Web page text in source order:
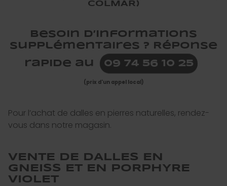
COLMAR)
Besoin d’informations
supplémentaires ? Réponse
rapide au
09 74 56 10 25
(prix d'un appel local)
Pour l’achat de dalles en pierres naturelles, rendez-
vous dans notre magasin.
VENTE DE DALLES EN
GNEISS ET EN PORPHYRE
VIOLET